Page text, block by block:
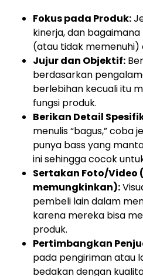
Fokus pada Produk:
kinerja, dan
(atau tidak memenuhi)
Jujur dan Objektif:
berdasarkan
berlebihan kecuali itu
fungsi produk.
Berikan Detail
menulis “bagus,” coba
punya bass yang
ini sehingga cocok
Sertakan Foto/
memungkinkan):
pembeli lain dalam
karena mereka bisa
produk.
Pertimbangkan
pada pengiriman atau
bedakan dengan